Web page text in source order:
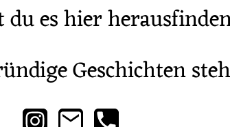
es hier
Geschichten